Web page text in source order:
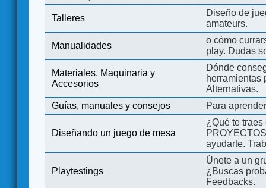
Talleres
Diseño de
amateurs.
Manualidades
o cómo
play. Dudas
Materiales, Maquinaria y
Accesorios
Dónde
herramientas
Alternativas.
Guías, manuales y consejos
Para
Diseñando un juego de mesa
¿Qué te
ayudarte.
Playtestings
Únete a un
¿Buscas
Feedbacks.